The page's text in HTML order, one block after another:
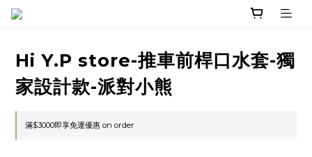
Hi Y.P store-推車前桿口水套-獨
家設計款-派對小熊
滿$3000即享免運優惠 on order